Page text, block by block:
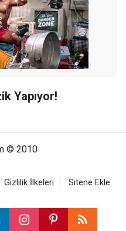
Yapıyor!
© 2010
Gizlilik İlkeleri Sitene Ekle